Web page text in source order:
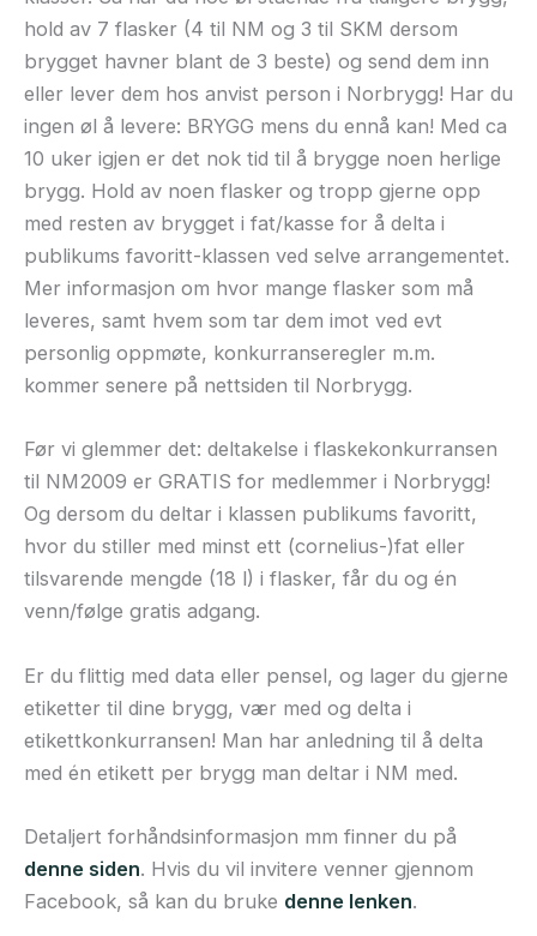
hold av 7 flasker (4 til NM og 3 til SKM dersom
brygget havner blant de 3 beste) og send dem inn
eller lever dem hos anvist person i Norbrygg! Har du
ingen øl å levere: BRYGG mens du ennå kan! Med ca
10 uker igjen er det nok tid til å brygge noen herlige
brygg. Hold av noen flasker og tropp gjerne opp
med resten av brygget i fat/kasse for å delta i
publikums favoritt-klassen ved selve arrangementet.
Mer informasjon om hvor mange flasker som må
leveres, samt hvem som tar dem imot ved evt
personlig oppmøte, konkurranseregler m.m.
kommer senere på nettsiden til Norbrygg.
Før vi glemmer det: deltakelse i flaskekonkurransen
til NM2009 er GRATIS for medlemmer i Norbrygg!
Og dersom du deltar i klassen publikums favoritt,
hvor du stiller med minst ett (cornelius-)fat eller
tilsvarende mengde (18 l) i flasker, får du og én
venn/følge gratis adgang.
Er du flittig med data eller pensel, og lager du gjerne
etiketter til dine brygg, vær med og delta i
etikettkonkurransen! Man har anledning til å delta
med én etikett per brygg man deltar i NM med.
Detaljert forhåndsinformasjon mm finner du på
denne siden. Hvis du vil invitere venner gjennom
Facebook, så kan du bruke denne lenken.